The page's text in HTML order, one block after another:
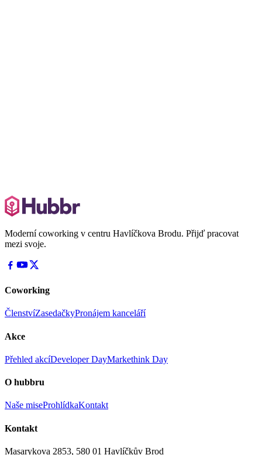
Moderní coworking v centru Havlíčkova Brodu. Přijď pracovat
mezi svoje.
Coworking
ČlenstvíZasedačkyPronájem kanceláří
Akce
Přehled akcíDeveloper DayMarkethink Day
O hubbru
Naše miseProhlídkaKontakt
Kontakt
Masarykova 2853, 580 01 Havlíčkův Brod